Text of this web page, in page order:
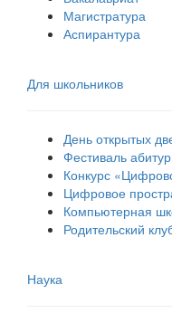
Магистратура
Аспирантура
Для школьников
День открытых
Фестиваль
Конкурс
Цифровое
Компьютерная
Родительский
Наука